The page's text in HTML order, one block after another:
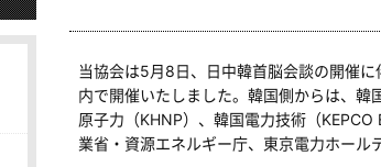
当協会は5月8日、日中韓首脳会談の開催
内で開催いたしました。韓国側からは、
原子力（KHNP）、韓国電力技術（
業省・資源エネルギー庁、東京電力ホール